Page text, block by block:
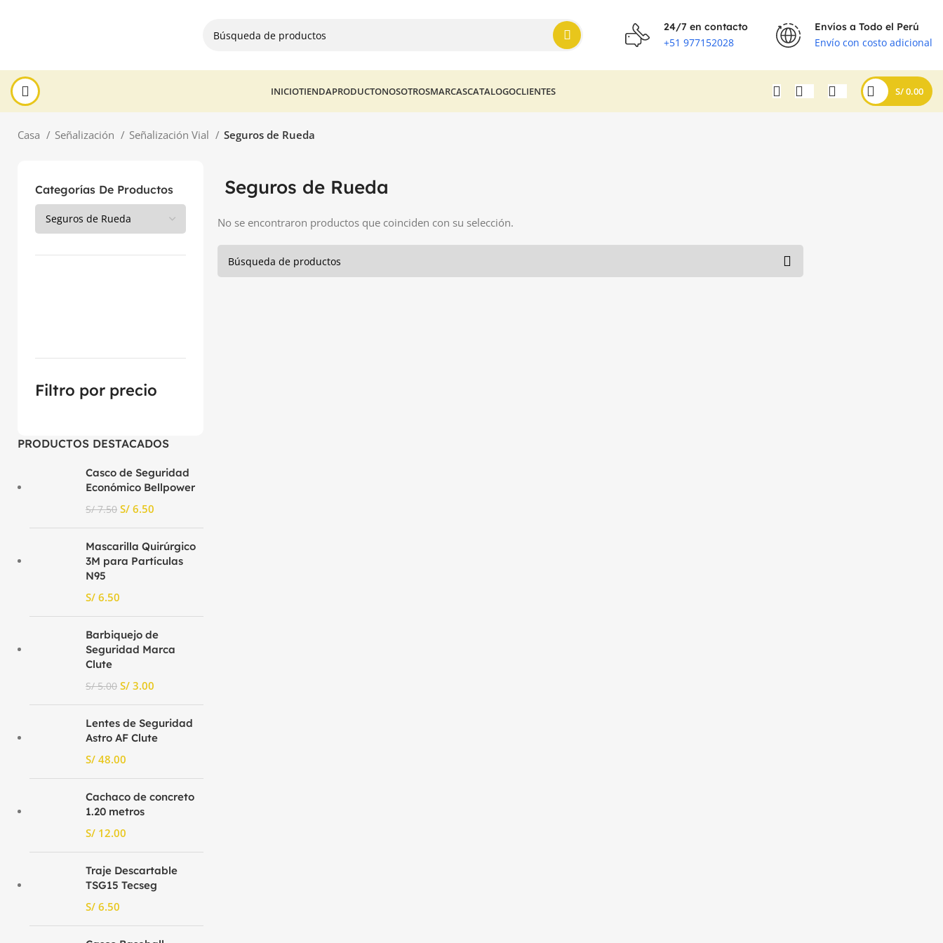
24/7 en contacto
+51 977152028
Envíos a Todo el Perú
Envío con costo adicional
INICIOTIENDAPRODUCTONOSOTROSMARCASCATALOGOCLIENTES S/0.00
Casa Señalización Señalización Vial Seguros de Rueda
Categorías De Productos
Filtro por precio
PRODUCTOS DESTACADOS
Casco de Seguridad
Económico Bellpower
S/7.50 S/ 6.50
Mascarilla Quirúrgico
3M para Partículas
N95
S/
Barbiquejo de
Seguridad Marca
Clute
S/5.00 S/ 3.00
Lentes de Seguridad
Astro AF Clute
S/
Cachaco de concreto
1.20 metros
S/
Traje Descartable
TSG15 Tecseg
S/
Seguros de Rueda
No se encontraron productos que coinciden con su selección.